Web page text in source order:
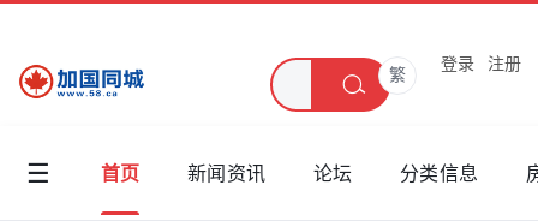
繁
登录 注册
☰ 首页 新闻资讯 论坛 分类信息